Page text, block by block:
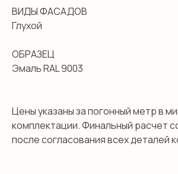
ВИДЫ ФАСАДОВ
Глухой
ОБРАЗЕЦ
Эмаль RAL 9003
Цены указаны за погонный метр в
комплектации. Финальный расчет
после согласования всех деталей